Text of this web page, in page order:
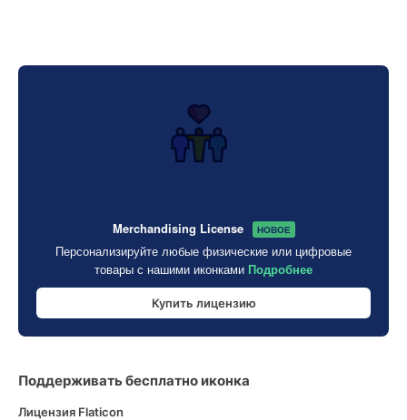
Merchandising License НОВОЕ
Персонализируйте любые физические или цифровые
товары с нашими иконками Подробнее
Купить лицензию
Поддерживать бесплатно иконка
Лицензия Flaticon